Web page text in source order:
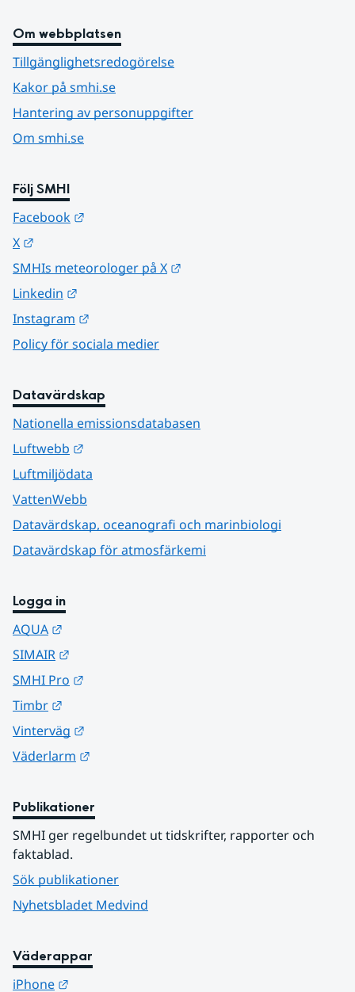
Om webbplatsen
Tillgänglighetsredogörelse
Kakor på smhi.se
Hantering av personuppgifter
Om smhi.se
Följ SMHI
Facebook
X
SMHIs meteorologer på X
Linkedin
Instagram
Policy för sociala medier
Datavärdskap
Nationella emissionsdatabasen
Luftwebb
Luftmiljödata
VattenWebb
Datavärdskap, oceanografi och marinbiologi
Datavärdskap för atmosfärkemi
Logga in
AQUA
SIMAIR
SMHI Pro
Timbr
Vinterväg
Väderlarm
Publikationer
SMHI ger regelbundet ut tidskrifter, rapporter och
faktablad.
Sök publikationer
Nyhetsbladet Medvind
Väderappar
iPhone